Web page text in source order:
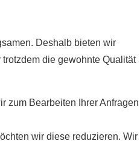
Deshalb bieten wir
die gewohnte Qualität
zum Bearbeiten Ihrer Anfragen
wir diese reduzieren. Wir